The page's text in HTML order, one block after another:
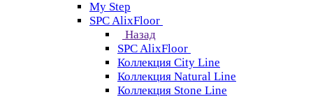
My Step
SPC AlixFloor
Назад
SPC AlixFloor
Коллекция City Line
Коллекция Natural Line
Коллекция Stone Line